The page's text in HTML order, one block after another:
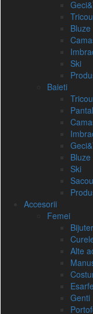
Bluze
Ski
Baieti
Bluze
Ski
Accesorii
Femei
Alte
Genti